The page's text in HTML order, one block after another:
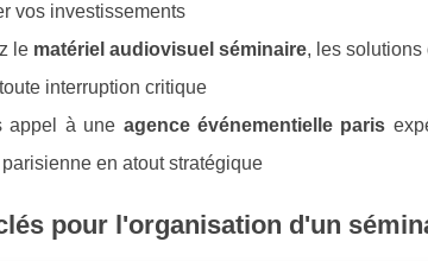
vos investissements
le matériel audiovisuel séminaire, les solutions
interruption critique
appel à une agence événementielle paris
en atout stratégique
pour l'organisation d'un